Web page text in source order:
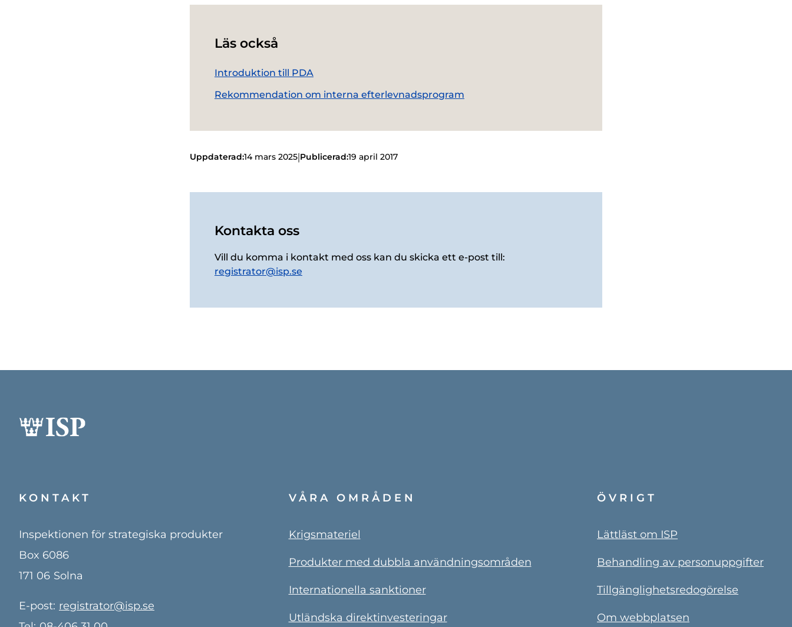
Läs också
Introduktion till PDA
Rekommendation om interna efterlevnadsprogram
Uppdaterad:14 mars 2025|Publicerad:19 april 2017
Kontakta oss
Vill du komma i kontakt med oss kan du skicka ett e-post till:
registrator@isp.se
KONTAKT
Inspektionen för strategiska produkter
Box 6086
171 06 Solna
E-post: registrator@isp.se
VÅRA OMRÅDEN
Krigsmateriel
Produkter med dubbla användningsområden
Internationella sanktioner
Utländska direktinvesteringar
ÖVRIGT
Lättläst om ISP
Behandling av personuppgifter
Tillgänglighetsredogörelse
Om webbplatsen